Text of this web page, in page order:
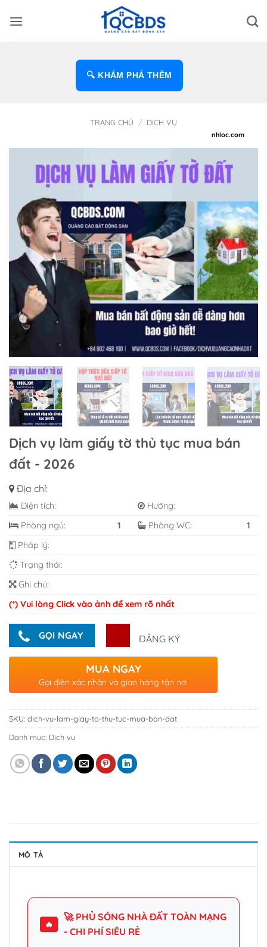
qua
🔍 KHÁM PHÁ THÊM
TRANG CHỦ / DỊCH VỤ
Dịch vụ làm giấy tờ thủ tục mua bán
đất - 2026
Địa chỉ:
Diện tích:
Hướng:
Phòng ngủ:
1 Phòng WC:
1
Pháp lý:
Trạng thái:
Ghi chú:
(*) Vui lòng Click vào ảnh để xem rõ nhất
GỌI NGAY ĐĂNG KÝ
MUA NGAY
Gọi điện xác nhận và giao hàng tận nơi
SKU: dich-vu-lam-giay-to-thu-tuc-mua-ban-dat
Danh mục: Dịch vụ
MÔ TẢ
🔥
🚀 PHỦ SÓNG NHÀ ĐẤT TOÀN MẠNG
- CHI PHÍ SIÊU RẺ